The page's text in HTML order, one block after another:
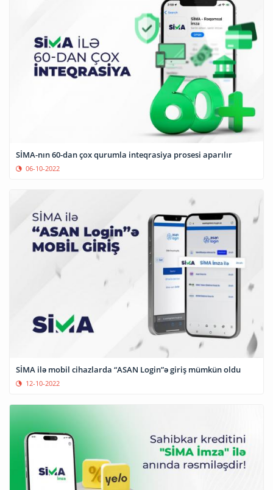
SİMA-nın 60-dan çox qurumla inteqrasiya prosesi aparılır
06-10-2022
SİMA ilə mobil cihazlarda “ASAN Login”ə giriş mümkün oldu
12-10-2022